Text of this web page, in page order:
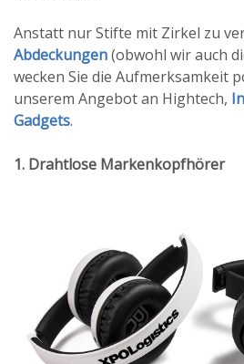
Anstatt nur Stifte mit Zirkel zu
Abdeckungen(obwohl wir auch
wecken Sie die Aufmerksamkeit
unserem Angebot an Hightech,
Gadgets.
1. Drahtlose Markenkopfhörer